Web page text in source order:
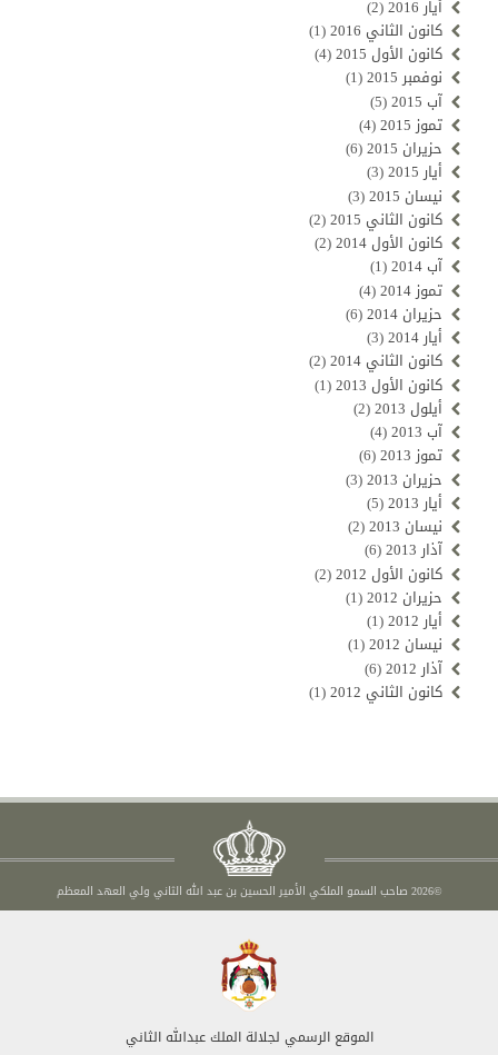
أيار 2016
(2)
كانون الثاني 2016
(1)
كانون الأول 2015
(4)
نوفمبر 2015
(1)
آب 2015
(5)
تموز 2015
(4)
حزيران 2015
(6)
أيار 2015
(3)
نيسان 2015
(3)
كانون الثاني 2015
(2)
كانون الأول 2014
(2)
آب 2014
(1)
تموز 2014
(4)
حزيران 2014
(6)
أيار 2014
(3)
كانون الثاني 2014
(2)
كانون الأول 2013
(1)
أيلول 2013
(2)
آب 2013
(4)
تموز 2013
(6)
حزيران 2013
(3)
أيار 2013
(5)
نيسان 2013
(2)
آذار 2013
(6)
كانون الأول 2012
(2)
حزيران 2012
(1)
أيار 2012
(1)
نيسان 2012
(1)
آذار 2012
(6)
كانون الثاني 2012
(1)
©2026 صاحب السمو الملكي الأمير الحسين بن عبد الله الثاني ولي العهد المعظم
الموقع الرسمي لجلالة الملك عبدالله الثاني